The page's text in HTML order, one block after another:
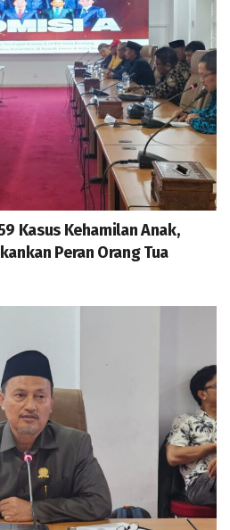
Kasus Kehamilan Anak,
Peran Orang Tua